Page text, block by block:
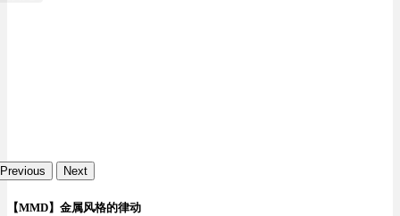
Previous Next
【MMD】金属风格的律动